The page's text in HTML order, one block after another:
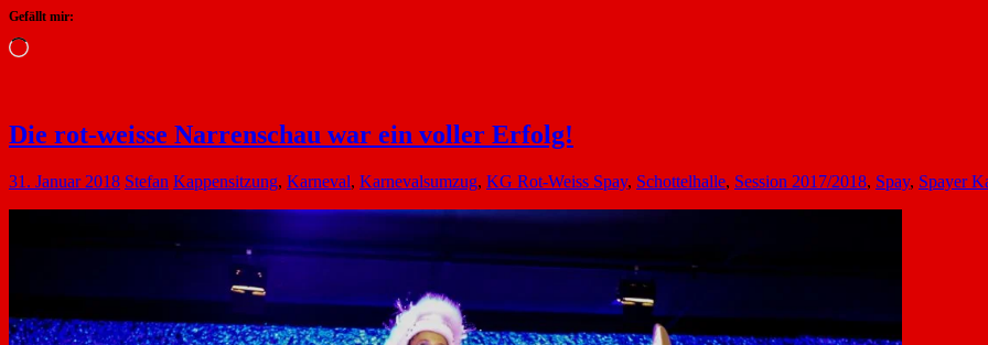
Gefällt mir:
Wird
Die rot-weisse Narrenschau war ein voller Erfolg!
31. Januar 2018 Stefan Kappensitzung, Karneval, Karnevalsumzug, KG Rot-Weiss Spay, Schottelhalle, Session 2017/2018, Spay, Spayer